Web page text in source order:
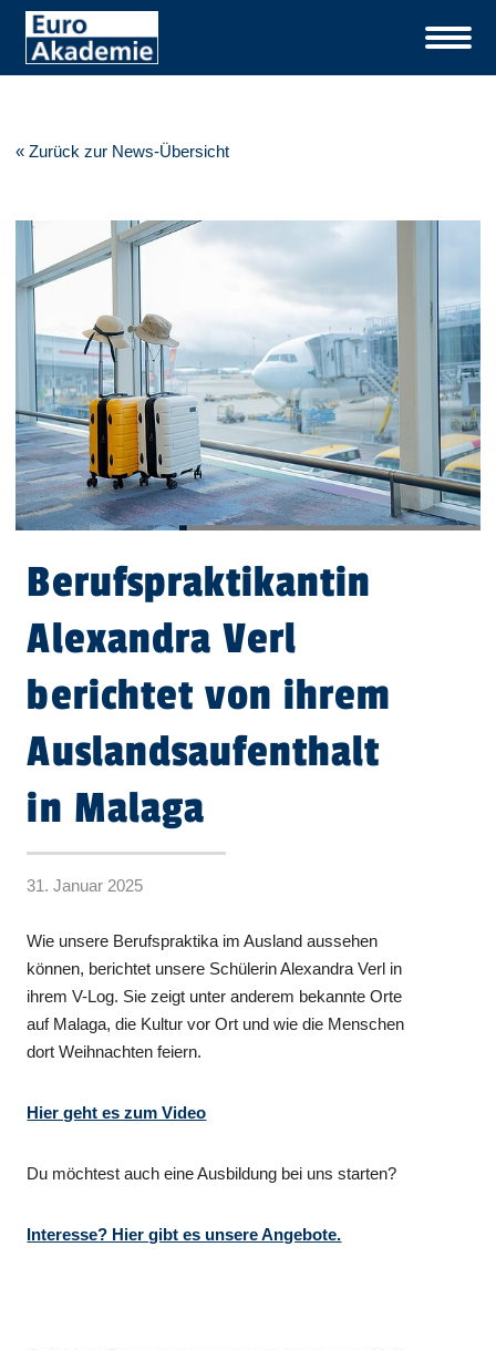
« Zurück zur News-Übersicht
Berufspraktikantin
Alexandra Verl
berichtet von ihrem
Auslandsaufenthalt
in Malaga
31. Januar 2025
Wie unsere Berufspraktika im Ausland aussehen
können, berichtet unsere Schülerin Alexandra Verl in
ihrem V-Log. Sie zeigt unter anderem bekannte Orte
auf Malaga, die Kultur vor Ort und wie die Menschen
dort Weihnachten feiern.
Hier geht es zum Video
Du möchtest auch eine Ausbildung bei uns starten?
Interesse? Hier gibt es unsere Angebote.